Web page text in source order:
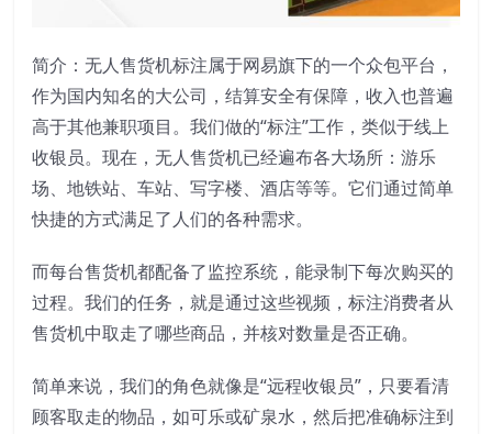
简介：无人售货机标注属于网易旗下的一个众包平台，
作为国内知名的大公司，结算安全有保障，收入也普遍
高于其他兼职项目。我们做的“标注”工作，类似于线上
收银员。现在，无人售货机已经遍布各大场所：游乐
场、地铁站、车站、写字楼、酒店等等。它们通过简单
快捷的方式满足了人们的各种需求。
而每台售货机都配备了监控系统，能录制下每次购买的
过程。我们的任务，就是通过这些视频，标注消费者从
售货机中取走了哪些商品，并核对数量是否正确。
简单来说，我们的角色就像是“远程收银员”，只要看清
顾客取走的物品，如可乐或矿泉水，然后把准确标注到